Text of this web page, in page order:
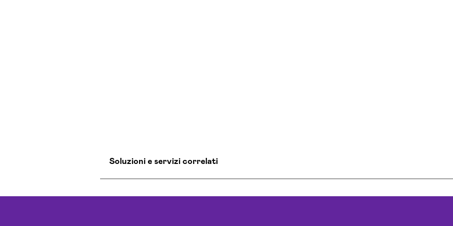
Soluzioni e servizi correlati
Agenzia Creativa L’aquila
Campagne Adv Social L’aquila